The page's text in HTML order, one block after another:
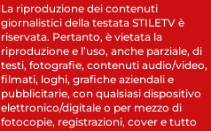
La riproduzione dei contenuti
giornalistici della testata STILETV è
riservata. Pertanto, è vietata la
riproduzione e l’uso, anche parziale, di
testi, fotografie, contenuti audio/video,
filmati, loghi, grafiche aziendali e
pubblicitarie, con qualsiasi dispositivo
elettronico/digitale o per mezzo di
fotocopie, registrazioni, cover e tutto